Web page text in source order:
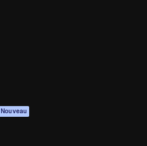
Nouveau